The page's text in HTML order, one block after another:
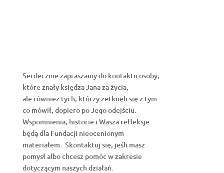
Serdecznie zapraszamy do kontaktu osoby,
które znały księdza Jana za życia,
ale również tych, którzy zetknęli się z tym
co mówił, dopiero po Jego odejściu.
Wspomnienia, historie i Wasza refleksje
będą dla Fundacji nieocenionym
materiałem. Skontaktuj się, jeśli masz
pomysł albo chcesz pomóc w zakresie
dotyczącym naszych działań.